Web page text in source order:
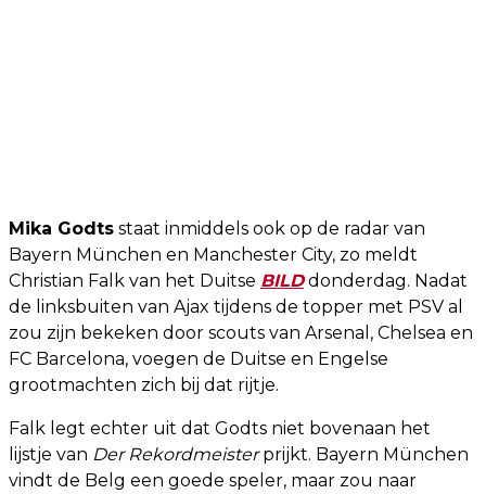
Mika Godts staat inmiddels ook op de radar van
Bayern München en Manchester City, zo meldt
Christian Falk van het Duitse BILDdonderdag. Nadat
de linksbuiten van Ajax tijdens de topper met PSV al
zou zijn bekeken door scouts van Arsenal, Chelsea en
FC Barcelona, voegen de Duitse en Engelse
grootmachten zich bij dat rijtje.
Falk legt echter uit dat Godts niet bovenaan het
lijstje van Der Rekordmeisterprijkt. Bayern München
vindt de Belg een goede speler, maar zou naar